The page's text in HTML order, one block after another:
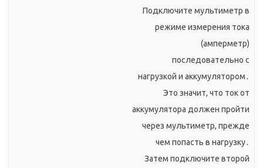
Подключите мультиметр в
режиме измерения тока
(амперметр)
последовательно с
нагрузкой и аккумулятором․
Это значит, что ток от
аккумулятора должен пройти
через мультиметр, прежде
чем попасть в нагрузку․
Затем подключите второй